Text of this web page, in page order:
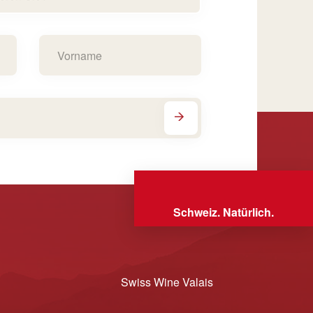
Schweiz. Natürlich.
Swiss Wine Valais